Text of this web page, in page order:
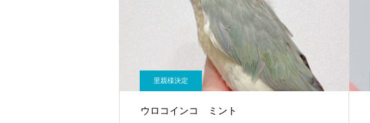
里親様決定
ウロコインコ ミント